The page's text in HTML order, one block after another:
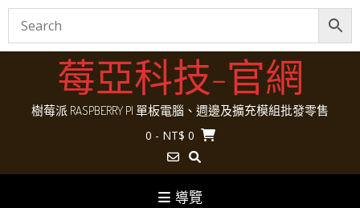
Skip
莓亞科技-官網
樹莓派 RASPBERRY PI 單板電腦、週邊及擴充模組批發零售
0 - NT$ 0
導覽